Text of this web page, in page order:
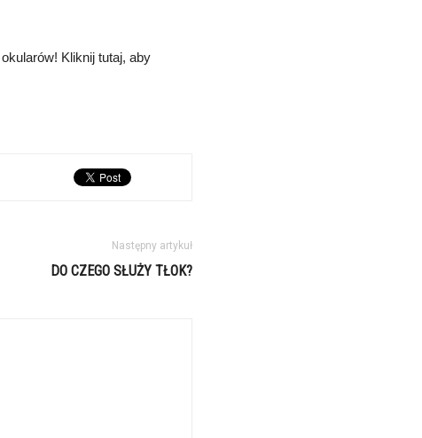
Kliknij tutaj, aby
Następny artykuł
DO CZEGO SŁUŻY TŁOK?